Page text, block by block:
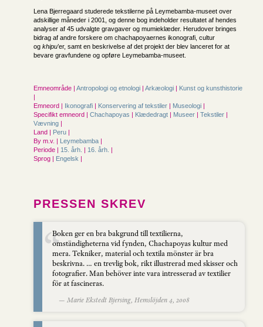
Lena Bjerregaard studerede tekstilerne på Leymebamba-museet over
adskillige måneder i 2001, og denne bog indeholder resultatet af hendes
analyser af 45 udvalgte gravgaver og mumieklæder. Herudover bringes
bidrag af andre forskere om chachapoyaernes ikonografi, cultur
og khipu’er, samt en beskrivelse af det projekt der blev lanceret for at
bevare gravfundene og opføre Leymebamba-museet.
Emneområde | Antropologi og etnologi | Arkæologi | Kunst og kunsthistorie
|
Emneord | Ikonografi | Konservering af tekstiler | Museologi |
Specifikt emneord | Chachapoyas | Klædedragt | Museer | Tekstiler |
Vævning |
Land | Peru |
By m.v. | Leymebamba |
Periode | 15. årh. | 16. årh. |
Sprog | Engelsk |
PRESSEN SKREV
Boken ger en bra bakgrund till textilierna,
omständigheterna vid fynden, Chachapoyas kultur med
mera. Tekniker, material och textila mönster är bra
beskrivna. … en trevlig bok, rikt illustrerad med skisser och
fotografier. Man behöver inte vara intresserad av textilier
för at fascineras.
— Marie Ekstedt Bjersing, Hemslöjden 4, 2008